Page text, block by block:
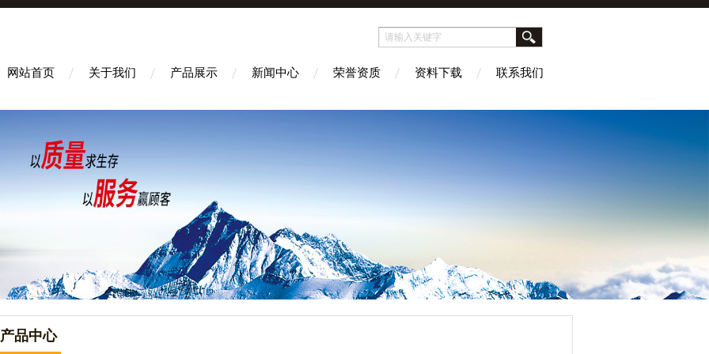
网站首页 关于我们 产品展示 新闻中心 荣誉资质 资料下载 联系我们
产品中心